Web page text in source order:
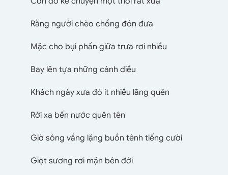
Rằng người chèo chống đón đưa
Mặc cho bụi phấn giữa trưa rơi nhiều
Bay lên tựa những cánh diều
Khách ngày xưa đó ít nhiều lãng quên
Rời xa bến nước quên tên
Giờ sông vắng lặng buồn tênh tiếng cười
Giọt sương rơi mặn bên đời